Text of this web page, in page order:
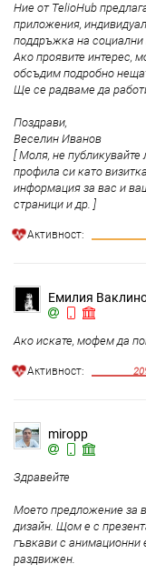
Ние от TelioHub
приложения,
поддръжка на
Ако проявите интерес,
обсъдим подробно
Ще се радваме да
Поздрави,
Веселин Иванов
[ Моля, не публикувайте
профила си като
информация за вас и
страници и др. ]
Aктивност:
Емилия
Ако искате, мофем да
Aктивност:
miropp
Здравейте
Моето предложение за
дизайн. Щом е с
гъвкави с
раздвижен.